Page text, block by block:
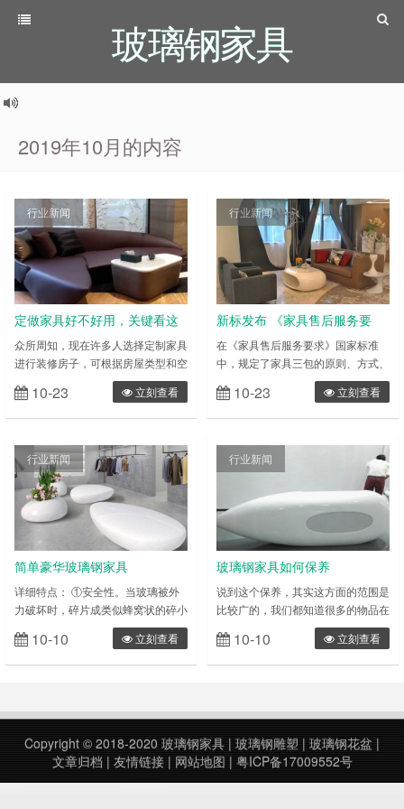
玻璃钢家具
2019年10月的内容
行业新闻
定做家具好不好用，关键看这
份指南，6类柜子最全重点
众所周知，现在许多人选择定制家具
进行装修房子，可根据房屋类型和空
间大小定制家具，这样就可以更好地
利用空间并节省大量时间。由于将有
专业的家具设计师来制定计划，因此
但是一些细节仍然需要大家注意，那
么，装修定制家具需要注意哪些要
点？ 一、鞋柜设计要点 玄关定制鞋
柜一般到顶设计，这样顶部的空间就
可以利用起来，可以用来摆放一些不
常穿的鞋……
10-23 立刻查看
行业新闻
新标发布 《家具售后服务要
求》规定谁销售谁负责
在《家具售后服务要求》国家标准
中，规定了家具三包的原则、方式、
期限，对定期用户回访制度、缺陷消
费品召回制度、投诉处理制度、售后
服务质量评价制度提出了明确要求。
布。其中，《家具售后服务要求》国
家标准中，规定了家具产品三包服务
要求，实行谁销售谁负责的三包原
则。 在《家具售后服务要求》国家
标准中，规定了家具三包的原则、方
式、期限，……
10-23 立刻查看
行业新闻
简单豪华玻璃钢家具
详细特点： ①安全性。当玻璃被外
力破坏时，碎片成类似蜂窝状的碎小
钝角颗粒，减少对人体的伤害。 ②
高强度。同等厚度的钢化玻璃抗冲击
强度是普通玻璃的 3～5 倍，抗弯强
能承受的温差是普通玻璃的 3 倍，
可承受 200℃的温差变化。 用途平
钢化、弯钢化玻璃属于安全玻璃。广
泛应用于高层建筑门窗、玻……
10-10 立刻查看
行业新闻
玻璃钢家具如何保养
说到这个保养，其实这方面的范围是
比较广的，我们都知道很多的物品在
使用时都是要进行一定的保养的，玻
璃钢家具也不例外，虽然说玻璃钢家
具具有非常优良的特点，但是关于它
养知识如以下： 玻璃钢家具的常见
问题： 一、外表开裂：一般手艺做
的玻璃钢家具简单外表开裂。 二、
发生响声：衔接件处理不好或时间长
10-10 立刻查看
Copyright © 2018-2020 玻璃钢家具 | 玻璃钢雕塑 | 玻璃钢花盆 |
文章归档 | 友情链接| 网站地图 | 粤ICP备17009552号